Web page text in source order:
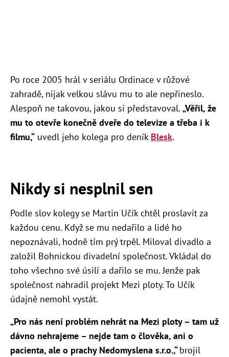
Po roce 2005 hrál v seriálu Ordinace v růžové
zahradě, nijak velkou slávu mu to ale nepřineslo.
Alespoň ne takovou, jakou si představoval. „Věřil, že
mu to otevře konečně dveře do televize a třeba i k
filmu,“ uvedl jeho kolega pro deník Blesk.
Nikdy si nesplnil sen
Podle slov kolegy se Martin Učík chtěl proslavit za
každou cenu. Když se mu nedařilo a lidé ho
nepoznávali, hodně tím prý trpěl. Miloval divadlo a
založil Bohnickou divadelní společnost. Vkládal do
toho všechno své úsilí a dařilo se mu. Jenže pak
společnost nahradil projekt Mezi ploty. To Učík
údajně nemohl vystát.
„Pro nás není problém nehrát na Mezi ploty – tam už
dávno nehrajeme – nejde tam o člověka, ani o
pacienta, ale o prachy Nedomyslena s.r.o.,“brojil